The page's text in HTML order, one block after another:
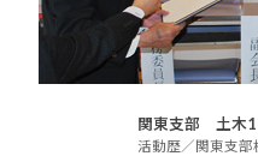
関東支部 土木
活動歴／関東支